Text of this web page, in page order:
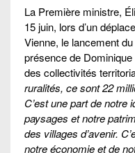
La Première ministre,
15 juin, lors d’un
Vienne, le lancement du
présence de
des collectivités
ruralités, ce sont 22
C’est une part de notre
paysages et notre
des villages d’avenir.
notre économie et de